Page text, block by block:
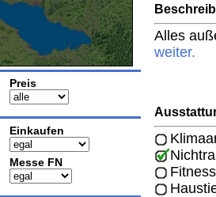
Preis
Einkaufen
Messe FN
Alles
weiter.
Fitness